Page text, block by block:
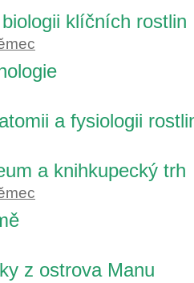
klíčních rostlin
a fysiologii
a knihkupecký trh
z ostrova Manu